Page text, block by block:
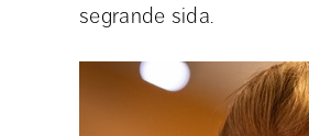
segrande sida.